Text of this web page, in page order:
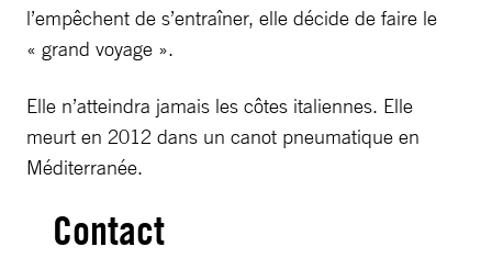
l’empêchent de s’entraîner, elle décide de faire le
« grand voyage ».
Elle n’atteindra jamais les côtes italiennes. Elle
meurt en 2012 dans un canot pneumatique en
Méditerranée.
Contact